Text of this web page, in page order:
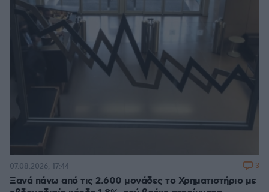
Ξανά πάνω από τις 2.600 μονάδες το Χρηματιστήριο με
07.08.2026, 17:44 3